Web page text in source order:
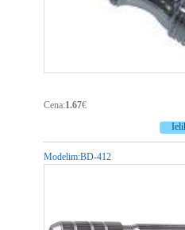
Cena:1.67€
Modelim:BD-412